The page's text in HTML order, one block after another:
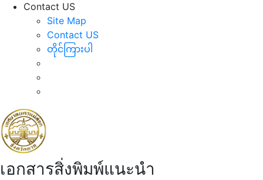
Contact US
Site Map
Contact US
တိုင်ကြားပါ
เอกสารสิ่งพิมพ์แนะนำ